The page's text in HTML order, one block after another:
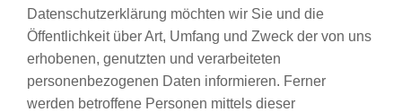
Datenschutzerklärung möchten wir Sie und die
Öffentlichkeit über Art, Umfang und Zweck der von uns
erhobenen, genutzten und verarbeiteten
personenbezogenen Daten informieren. Ferner
werden betroffene Personen mittels dieser